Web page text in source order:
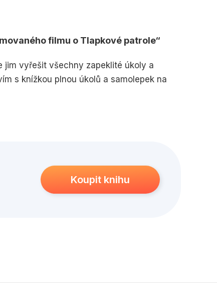
Young adult
filmu o Tlapkové patrole
jim vyřešit všechny zapeklité úkoly a
s knížkou plnou úkolů a samolepek na
Koupit knihu